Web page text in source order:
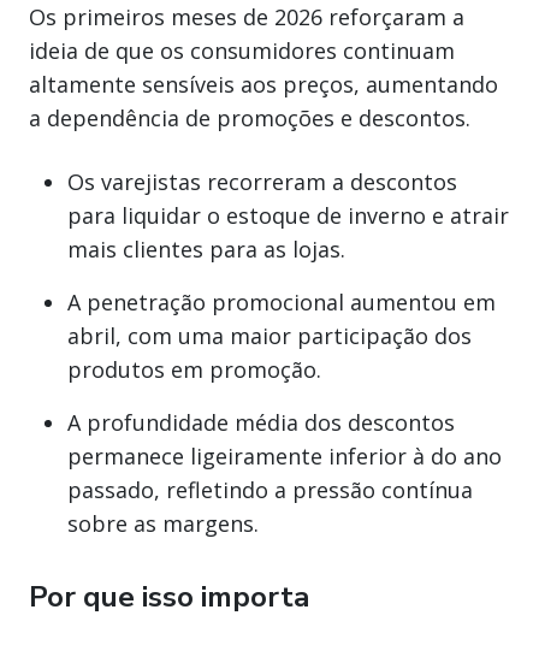
Os primeiros meses de 2026 reforçaram a
ideia de que os consumidores continuam
altamente sensíveis aos preços, aumentando
a dependência de promoções e descontos.
Os varejistas recorreram a descontos
para liquidar o estoque de inverno e atrair
mais clientes para as lojas.
A penetração promocional aumentou em
abril, com uma maior participação dos
produtos em promoção.
A profundidade média dos descontos
permanece ligeiramente inferior à do ano
passado, refletindo a pressão contínua
sobre as margens.
Por que isso importa